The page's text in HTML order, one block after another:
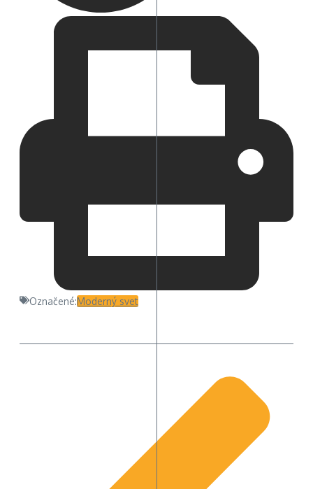
Označené:Moderný svet